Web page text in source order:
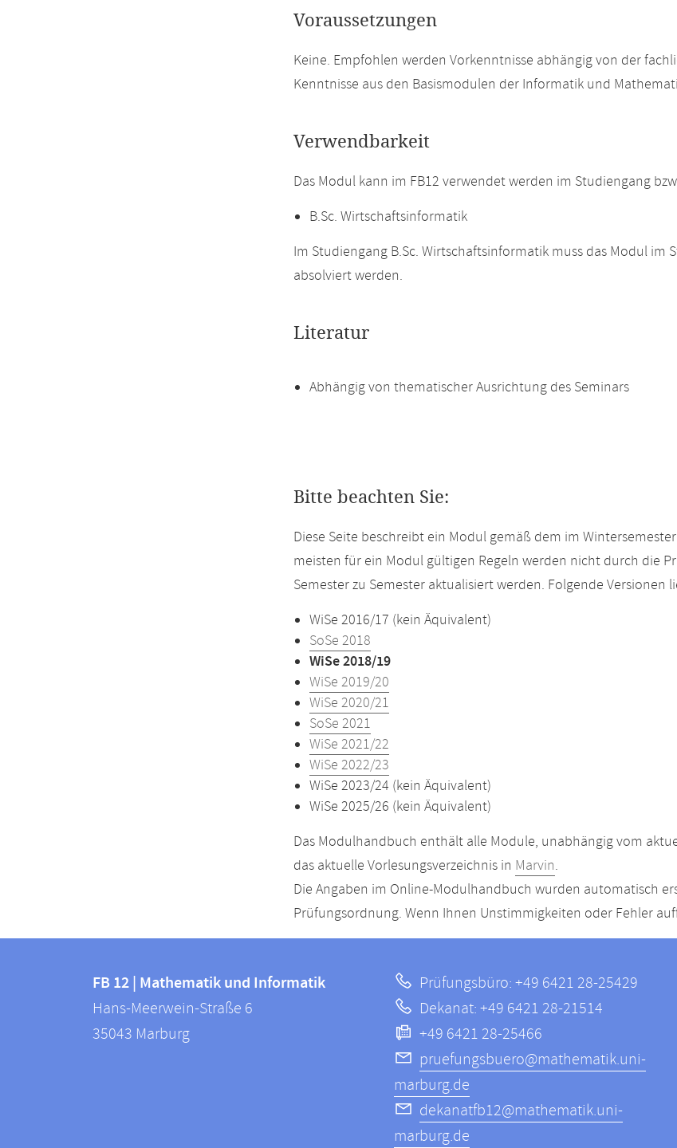
Voraussetzungen
Keine. Empfohlen werden Vorkenntnisse abhängig von der
Kenntnisse aus den Basismodulen der Informatik und
Verwendbarkeit
Das Modul kann im FB12 verwendet werden im Studiengang
B.Sc. Wirtschaftsinformatik
Im Studiengang B.Sc. Wirtschaftsinformatik muss das Modul
absolviert werden.
Literatur
Abhängig von thematischer Ausrichtung des Seminars
Bitte beachten Sie:
Diese Seite beschreibt ein Modul gemäß dem im
meisten für ein Modul gültigen Regeln werden nicht durch die
Semester zu Semester aktualisiert werden. Folgende
WiSe 2016/17 (kein Äquivalent)
SoSe 2018
WiSe 2018/19
WiSe 2019/20
WiSe 2020/21
SoSe 2021
WiSe 2021/22
WiSe 2022/23
WiSe 2023/24 (kein Äquivalent)
WiSe 2025/26 (kein Äquivalent)
Das Modulhandbuch enthält alle Module, unabhängig vom
das aktuelle Vorlesungsverzeichnis in Marvin.
Die Angaben im Online-Modulhandbuch wurden automatisch
Prüfungsordnung. Wenn Ihnen Unstimmigkeiten oder Fehler
Informationen
FB
12
FB 12 | Mathematik und Informatik
Hans-Meerwein-Straße 6
35043 Marburg
Prüfungsbüro: +49 6421 28-25429
Dekanat: +49 6421 28-21514
+49 6421 28-25466
pruefungsbuero@mathematik.uni-
marburg.de
dekanatfb12@mathematik.uni-
marburg.de